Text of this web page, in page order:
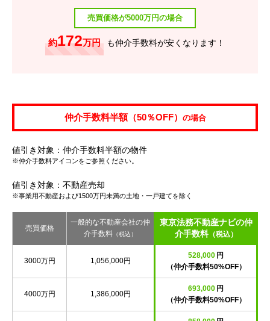
売買価格が5000万円の場合
約172万円 も仲介手数料が安くなります！
仲介手数料半額（50％OFF） の場合
値引き対象：仲介手数料半額の物件
※仲介手数料アイコンをご参照ください。
値引き対象：不動産売却
※事業用不動産および1500万円未満の土地・一戸建てを除く
売買価格
一般的な不動産会社の仲
介手数料 （税込）
東京法務不動産ナビの仲
介手数料（税込）
3000万円 1,056,000円
528,000 円
（仲介手数料50%OFF）
4000万円 1,386,000円
693,000 円
（仲介手数料50%OFF）